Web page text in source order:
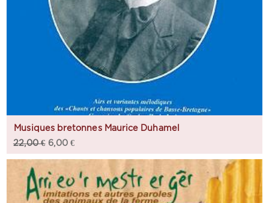
Musiques bretonnes Maurice Duhamel
22,00€ 6,00 €